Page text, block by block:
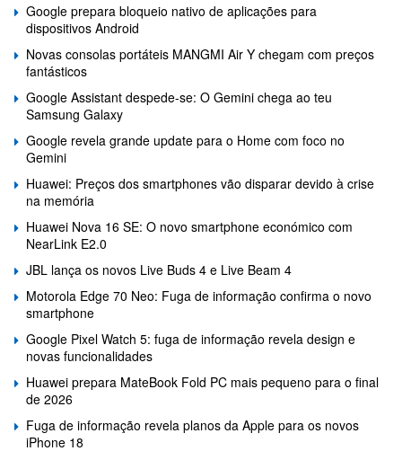
Google prepara bloqueio nativo de aplicações para
dispositivos Android
Novas consolas portáteis MANGMI Air Y chegam com preços
fantásticos
Google Assistant despede-se: O Gemini chega ao teu
Samsung Galaxy
Google revela grande update para o Home com foco no
Gemini
Huawei: Preços dos smartphones vão disparar devido à crise
na memória
Huawei Nova 16 SE: O novo smartphone económico com
NearLink E2.0
JBL lança os novos Live Buds 4 e Live Beam 4
Motorola Edge 70 Neo: Fuga de informação confirma o novo
smartphone
Google Pixel Watch 5: fuga de informação revela design e
novas funcionalidades
Huawei prepara MateBook Fold PC mais pequeno para o final
de 2026
Fuga de informação revela planos da Apple para os novos
iPhone 18